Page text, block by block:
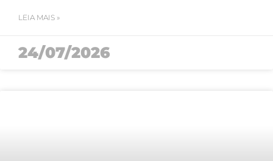
LEIA MAIS »
24/07/2026